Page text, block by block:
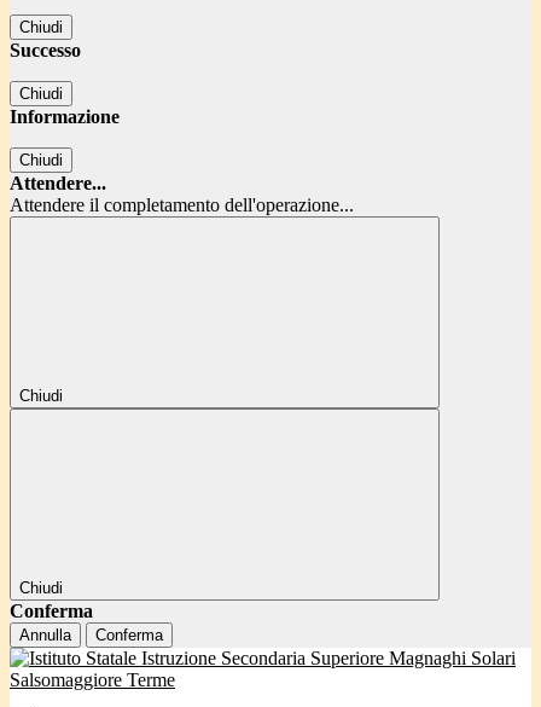
Chiudi
Successo
Chiudi
Informazione
Chiudi
Attendere...
Attendere il completamento dell'operazione...
Chiudi
Chiudi
Conferma
Annulla Conferma